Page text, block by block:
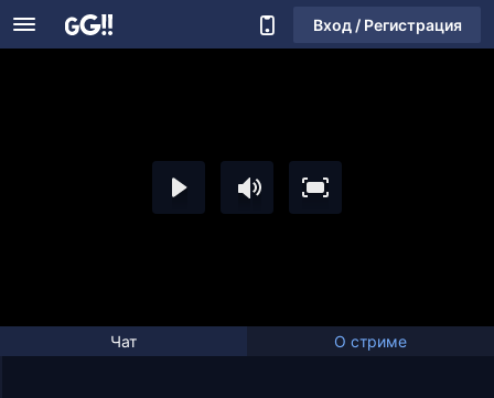
Вход / Регистрация
Чат О стриме